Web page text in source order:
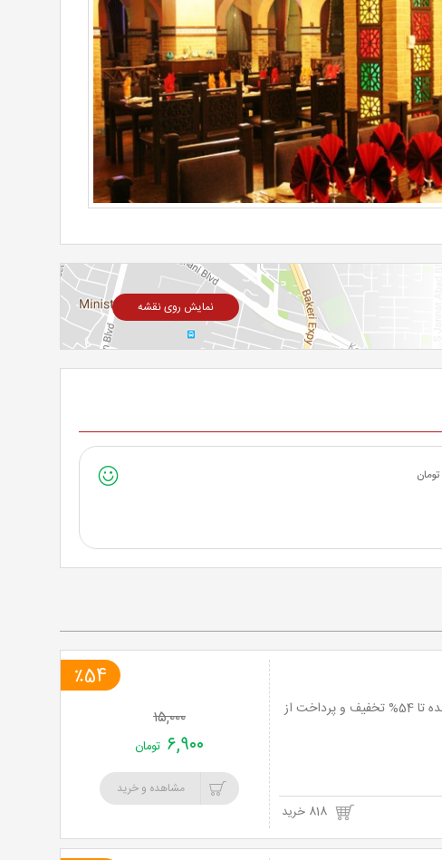
نمایش روی نقشه
رستوران سنتی شهربانو با سالادبار و 3 منوی متفاوت از غذاهای لذیذ و موسیقی زنده تا 54% تخفیف و پرداخت از
818 خرید
٪54
۱۵,۰۰۰
۶,۹۰۰ تومان
مشاهده و خرید